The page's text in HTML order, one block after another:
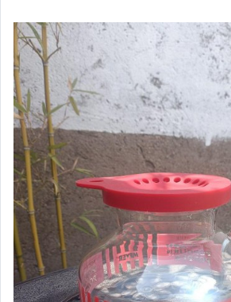
男性精品與服飾
手錶與飾品配件
女包精品與女鞋
相機、攝影與周邊
運動、戶外與休閒